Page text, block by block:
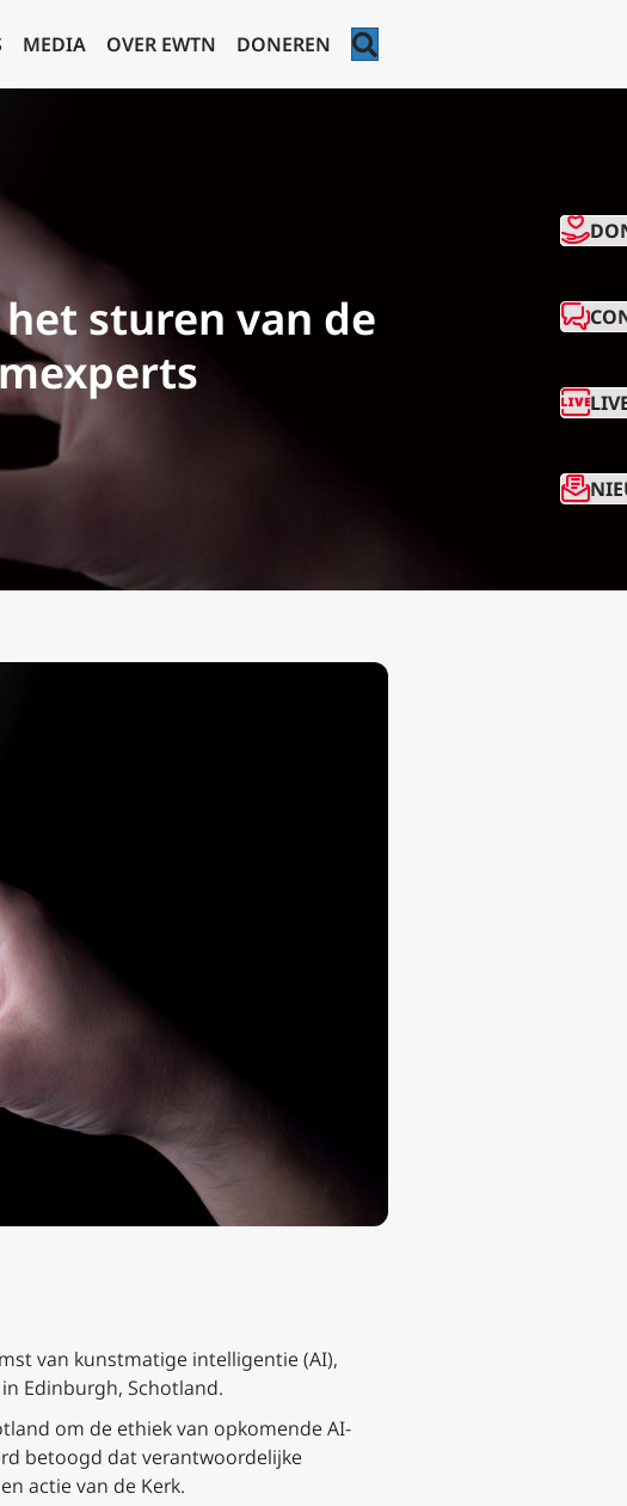
MEDIA OVER EWTN DONEREN
het sturen van de
van kunstmatige intelligentie (AI),
Edinburgh, Schotland.
om de ethiek van opkomende AI-
betoogd dat verantwoordelijke
actie van de Kerk.